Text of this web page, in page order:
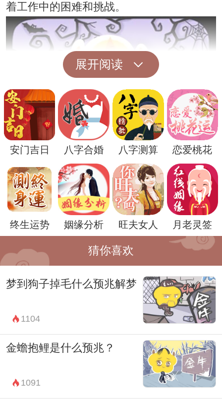
着工作中的困难和挑战。
但是，周公解梦也提醒我们，梦境并不是一
成不变的，它可能会因为梦者的内心状态和
生活经历而有所不同。因此，梦到被家暴并
不一定意味着真实生活中会遭遇家庭暴力，
而更多地是暗示着梦者在生活中需要解决一
些压力和控制方面的问题。
总的来说，梦到被家暴可能预示着梦者在现
实生活中感到受到压力和控制。因此，当出
现这样的梦境时，我们不必过分担心和恐
慌，而是要冷静思考自己的生活状况，并寻
找解决问题的方法。毕竟，梦境只是生活的
一部分，而真正的力量和解决困难的方法都
在于我们自己。
展开阅读
安门吉日 八字合婚 八字测算 恋爱桃花
终生运势 姻缘分析 旺夫女人 月老灵签
猜你喜欢
梦到狗子掉毛什么预兆解梦
1104
金蟾抱鲤是什么预兆？
1091